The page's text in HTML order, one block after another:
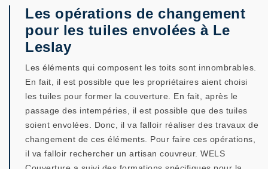
Les opérations de changement
pour les tuiles envolées à Le
Leslay
Les éléments qui composent les toits sont innombrables.
En fait, il est possible que les propriétaires aient choisi
les tuiles pour former la couverture. En fait, après le
passage des intempéries, il est possible que des tuiles
soient envolées. Donc, il va falloir réaliser des travaux de
changement de ces éléments. Pour faire ces opérations,
il va falloir rechercher un artisan couvreur. WELS